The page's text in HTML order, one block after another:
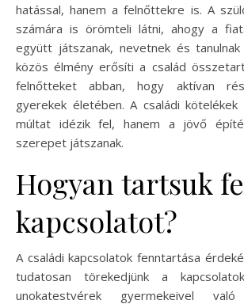
hatással, hanem a felnőttekre is. A
számára is örömteli látni, ahogy a
együtt játszanak, nevetnek és
közös élmény erősíti a család
felnőtteket abban, hogy aktívan
gyerekek életében. A családi
múltat idézik fel, hanem a jövő
szerepet játszanak.
Hogyan tartsuk
kapcsolatot?
A családi kapcsolatok fenntartása
tudatosan törekedjünk a
unokatestvérek gyermekeivel való